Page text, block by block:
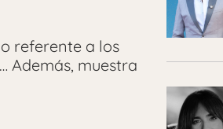
referente a los
Además, muestra